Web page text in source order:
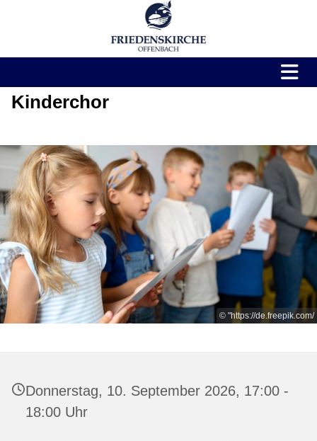
Kinderchor
© "https://de.freepik.com/
Donnerstag, 10. September 2026, 17:00 -
18:00 Uhr